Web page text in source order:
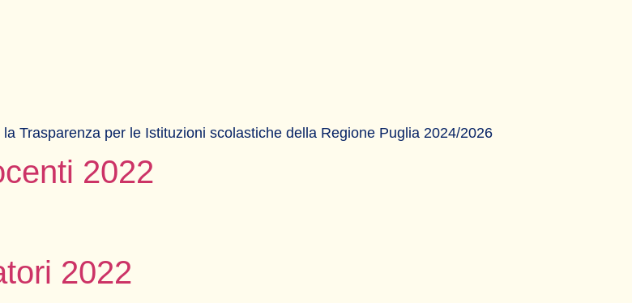
Trasparenza per le Istituzioni scolastiche della Regione Puglia 2024/2026
2022
2022